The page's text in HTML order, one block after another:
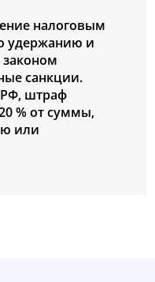
налоговым
удержанию и
санкции.
РФ, штраф
% от суммы,
или